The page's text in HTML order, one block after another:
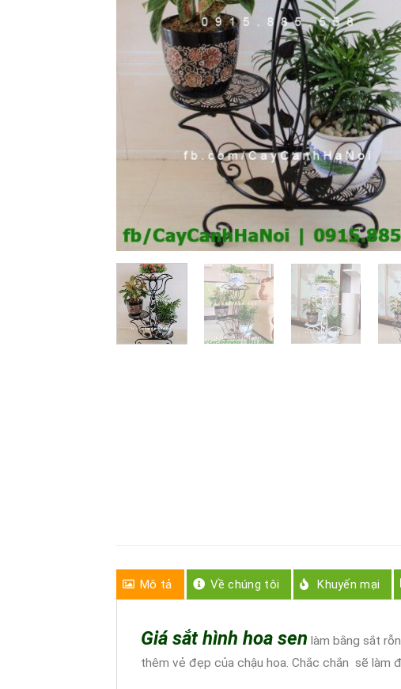
Mô tả Về chúng tôi Khuyến mại
Giá sắt hình hoa sen làm bằng sắt
thêm vẻ đẹp của chậu hoa. Chắc chắn sẽ làm